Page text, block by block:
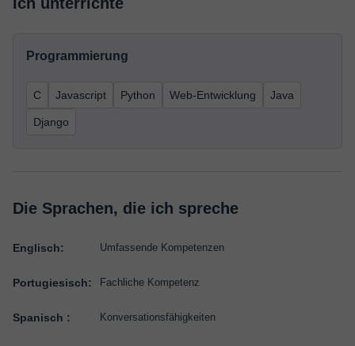
Programmierung
C Javascript Python Web-Entwicklung Java
Django
Die Sprachen, die ich spreche
Englisch: Umfassende Kompetenzen
Portugiesisch: Fachliche Kompetenz
Spanisch : Konversationsfähigkeiten